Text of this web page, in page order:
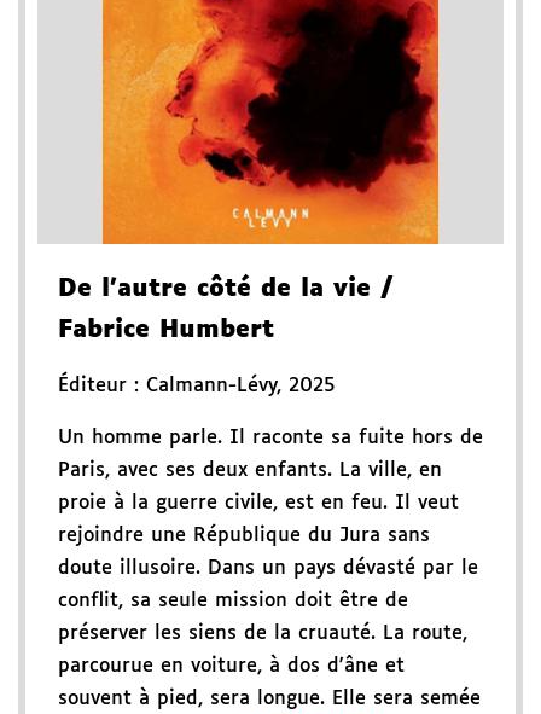
De l'autre côté de la vie /
Fabrice Humbert
Éditeur : Calmann-Lévy, 2025
Un homme parle. Il raconte sa fuite hors de
Paris, avec ses deux enfants. La ville, en
proie à la guerre civile, est en feu. Il veut
rejoindre une République du Jura sans
doute illusoire. Dans un pays dévasté par le
conflit, sa seule mission doit être de
préserver les siens de la cruauté. La route,
parcourue en voiture, à dos d'âne et
souvent à pied, sera longue. Elle sera semée